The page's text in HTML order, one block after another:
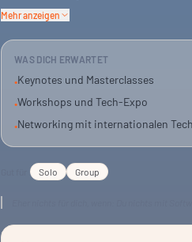
Tech-Expo zeigt neueste
Es geht darum, die Zukunft zu
Mehr anzeigen
WAS DICH ERWARTET
•Keynotes und Masterclasses
•Workshops und Tech-Expo
•Networking mit internationalen
Solo Group